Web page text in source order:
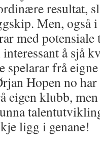
resultat,
Men, også
med
å sjå
spelarar frå
Hopen no
eigen klubb,
ligg i genane!